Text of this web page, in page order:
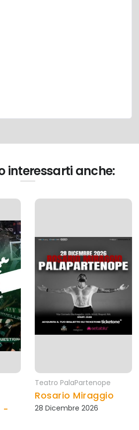
interessarti anche:
-
Teatro PalaPartenope
Rosario Miraggio
28 Dicembre 2026